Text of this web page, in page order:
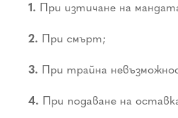
1. При изтичане на
2. При смърт;
3. При трайна
4. При подаване на